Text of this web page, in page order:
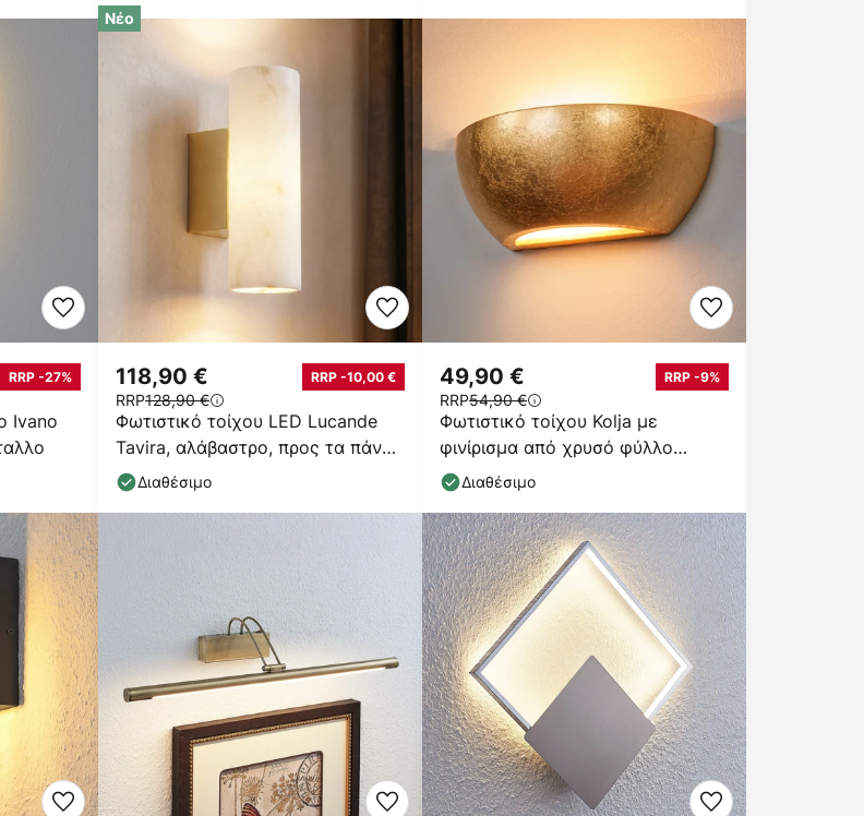
Ivano
RRP -27%
Νέο
Φωτιστικό τοίχου LED Lucande
Tavira, αλάβαστρο, προς τα πάνω/
προς τα κάτω
118,90 € RRP -10,00 €
RRP128,90 €
Διαθέσιμο
Φωτιστικό τοίχου Kolja με
φινίρισμα από χρυσό φύλλο
αλουμινίου
49,90 € RRP -9%
RRP54,90 €
Διαθέσιμο